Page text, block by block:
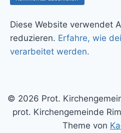
Diese Website verwendet
reduzieren. Erfahre, wie
verarbeitet werden.
© 2026 Prot.
prot. Kirchengemeinde
Theme von